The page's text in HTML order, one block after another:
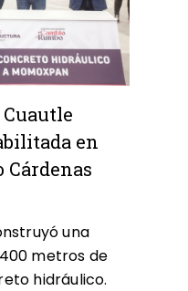
en
Cárdenas
una
metros de
hidráulico.